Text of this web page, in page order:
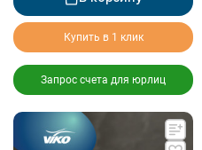
Купить в 1 клик
Запрос счета для юрлиц